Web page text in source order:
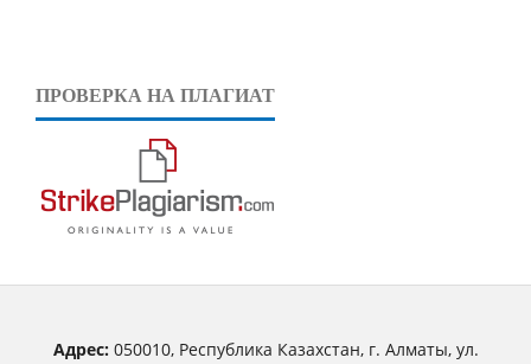
ПРОВЕРКА НА ПЛАГИАТ
Адрес:050010, Республика Казахстан, г. Алматы, ул.